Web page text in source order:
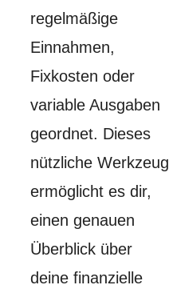
regelmäßige
Einnahmen,
Fixkosten oder
variable Ausgaben
geordnet. Dieses
nützliche Werkzeug
ermöglicht es dir,
einen genauen
Überblick über
deine finanzielle